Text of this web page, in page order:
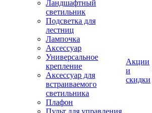
Ландшафтный
светильник
Подсветка для
лестниц
Лампочка
Аксессуар
Универсальное
крепление
Аксессуар для
встраиваемого
светильника
Плафон
Пульт для управления
Акции
и
скидки